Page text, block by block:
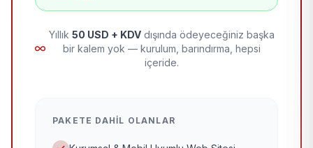
Yıllık 50 USD + KDV dışında ödeyeceğiniz başka
bir kalem yok — kurulum, barındırma, hepsi
içeride.
PAKETE DAHIL OLANLAR